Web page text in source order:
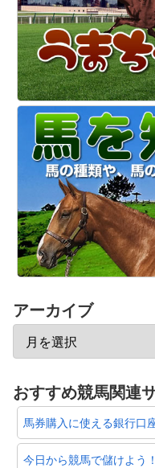
アーカイブ
おすすめ競馬関連
馬券購入に使える銀行口
今日から競馬で儲けよう！